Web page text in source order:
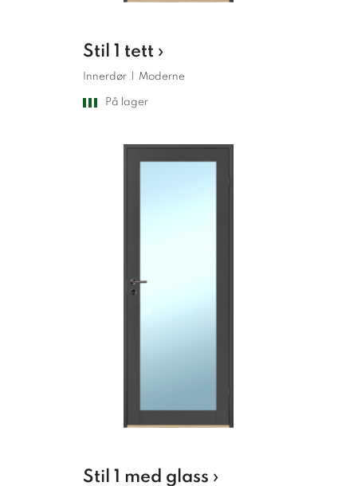
Stil 1 tett ›
Innerdør Moderne
På lager
Stil 1 med glass ›